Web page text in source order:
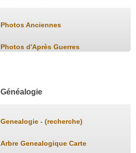
Photos Anciennes
Photos d'Après Guerres
Généalogie
Genealogie - (recherche)
Arbre Genealogique Carte